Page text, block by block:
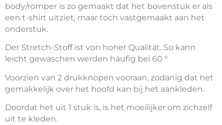
body/romper is zo gemaakt dat het bovenstuk er als
een t-shirt uitziet, maar toch vastgemaakt aan het
onderstuk.
Der Stretch-Stoff ist von hoher Qualität. So kann
leicht gewaschen werden häufig bei 60 °
Voorzien van 2 drukknopen vooraan, zodanig dat het
gemakkelijk over het hoofd kan bij het aankleden.
Doordat het uit 1 stuk is, is het moeilijker om zichzelf
uit te kleden.